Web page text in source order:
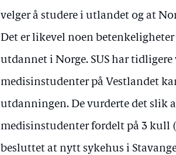
velger å studere i utlandet og at
Det er likevel noen betenkeligheter
utdannet i Norge. SUS har
medisinstudenter på Vestlandet
utdanningen. De vurderte det slik
medisinstudenter fordelt på 3 kull
besluttet at nytt sykehus i